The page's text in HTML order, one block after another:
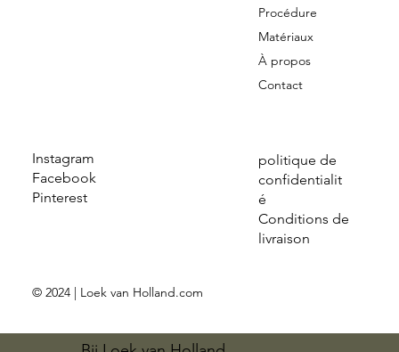
Instagram
Facebook
Pinterest
politique de
confidentialit
é
Conditions de
livraison
Procédure
Matériaux
À propos
Contact
© 2024 | Loek van Holland.com